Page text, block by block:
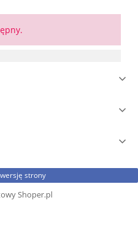
strony
Shoper.pl